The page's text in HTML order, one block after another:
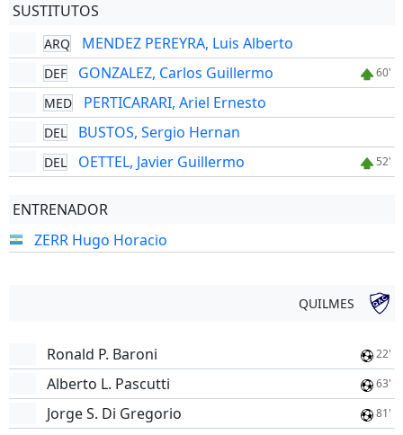
SUSTITUTOS
ARQ MENDEZ PEREYRA, Luis Alberto
DEF GONZALEZ, Carlos Guillermo 60'
MED PERTICARARI, Ariel Ernesto
DEL BUSTOS, Sergio Hernan
DEL OETTEL, Javier Guillermo 52'
ENTRENADOR
ZERR Hugo Horacio
QUILMES
Ronald P. Baroni 22'
Alberto L. Pascutti 63'
Jorge S. Di Gregorio 81'